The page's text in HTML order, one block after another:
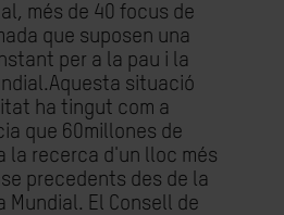
més de 40 focus de
que suposen una
per a la pau i la
situació
ha tingut com a
que 60millones de
la recerca d'un lloc més
precedents des de la
Mundial. El Consell de